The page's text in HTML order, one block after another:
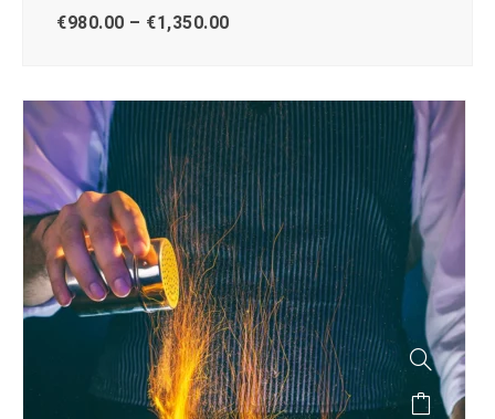
€980.00 – €1,350.00